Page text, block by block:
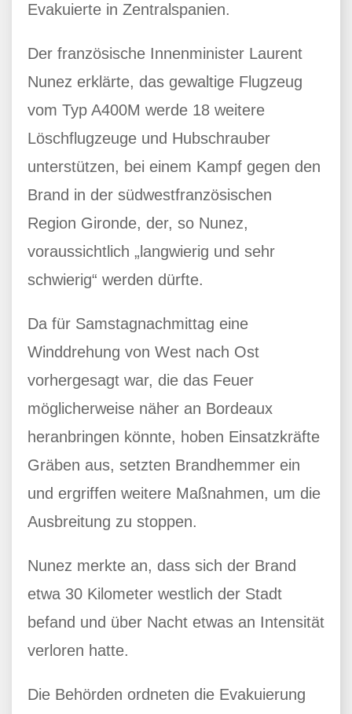
Evakuierte in Zentralspanien.
Der französische Innenminister Laurent
Nunez erklärte, das gewaltige Flugzeug
vom Typ A400M werde 18 weitere
Löschflugzeuge und Hubschrauber
unterstützen, bei einem Kampf gegen den
Brand in der südwestfranzösischen
Region Gironde, der, so Nunez,
voraussichtlich „langwierig und sehr
schwierig“ werden dürfte.
Da für Samstagnachmittag eine
Winddrehung von West nach Ost
vorhergesagt war, die das Feuer
möglicherweise näher an Bordeaux
heranbringen könnte, hoben Einsatzkräfte
Gräben aus, setzten Brandhemmer ein
und ergriffen weitere Maßnahmen, um die
Ausbreitung zu stoppen.
Nunez merkte an, dass sich der Brand
etwa 30 Kilometer westlich der Stadt
befand und über Nacht etwas an Intensität
verloren hatte.
Die Behörden ordneten die Evakuierung